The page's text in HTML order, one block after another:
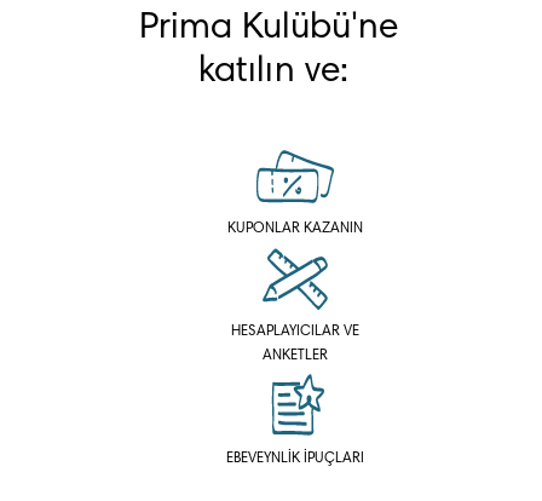
Prima Kulübü'ne
katılın ve:
KUPONLAR KAZANIN
HESAPLAYICILAR VE
ANKETLER
EBEVEYNLİK İPUÇLARI